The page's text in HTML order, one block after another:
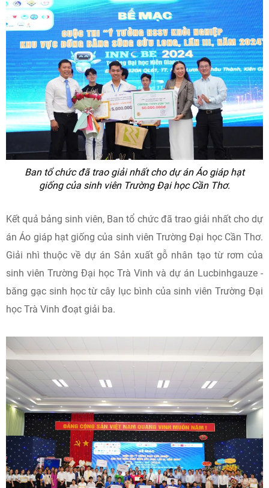
Ban tổ chức đã trao giải nhất cho dự án Áo giáp hạt
giống của sinh viên Trường Đại học Cần Thơ.
Kết quả bảng sinh viên, Ban tổ chức đã trao giải nhất cho dự
án Áo giáp hạt giống của sinh viên Trường Đại học Cần Thơ.
Giải nhì thuộc về dự án Sản xuất gỗ nhân tạo từ rơm của
sinh viên Trường Đại học Trà Vinh và dự án Lucbinhgauze -
băng gạc sinh học từ cây lục bình của sinh viên Trường Đại
học Trà Vinh đoạt giải ba.